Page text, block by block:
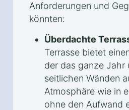
Anforderungen und
könnten:
Überdachte
Terrasse bietet
der das ganze Jahr
seitlichen Wänden
Atmosphäre wie in
ohne den Aufwand